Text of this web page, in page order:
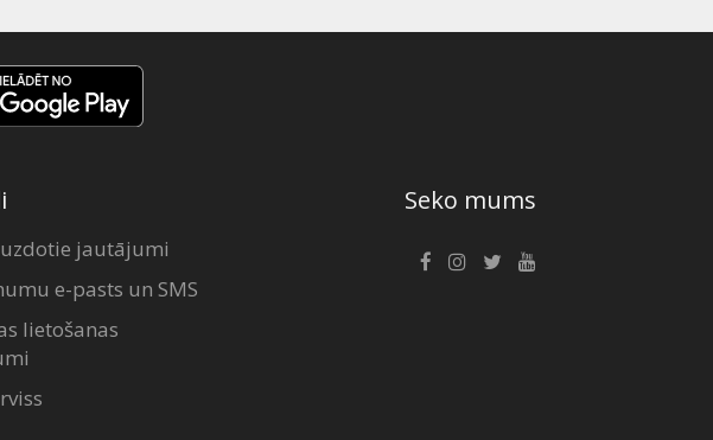
jautājumi
e-pasts un SMS
lietošanas
Seko mums